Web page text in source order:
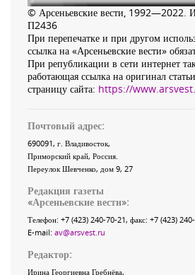
© Арсеньевские вести, 1992—2022.
П2436
При перепечатке и при другом
ссылка на «Арсеньевские вести»
При републикации в сети интернет
работающая ссылка на оригинал
страницу сайта: https://
Почтовый адрес:
690091, г. Владивосток,
Приморский край, Россия
Переулок Шевченко, дом 9, 27
Редакция газеты
«Арсеньевские вести»:
Телефон: +7 (423) 240-70-21, факс: +7 (423)
E-mail: av@arsvest.ru
Редактор:
Ирина Георгиевна Гребнёва,